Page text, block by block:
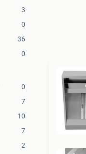
3
0
36
0
0
7
10
7
2